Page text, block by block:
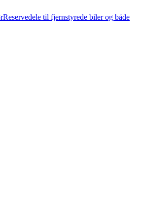
Reservedele til fjernstyrede biler og både